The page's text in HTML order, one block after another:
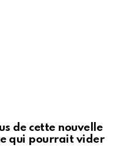
de cette nouvelle
qui pourrait vider